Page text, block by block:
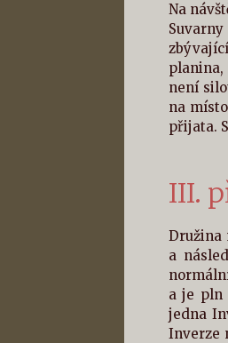
Na
planina,
není
na
přijata.
III.
Družina
a
a je pln
jedna
Inverze